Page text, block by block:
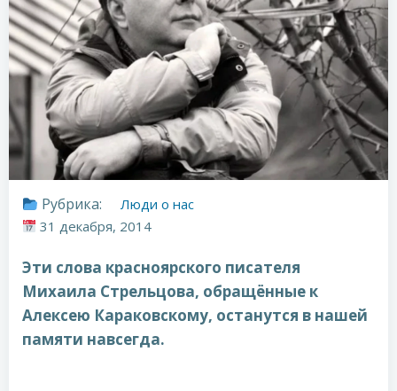
Рубрика:
Люди о нас
31 декабря, 2014
Эти слова красноярского писателя
Михаила Стрельцова, обращённые к
Алексею Караковскому, останутся в нашей
памяти навсегда.